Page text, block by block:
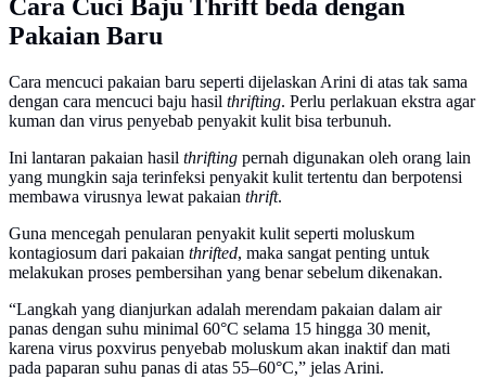
Cara Cuci Baju Thrift beda dengan
Pakaian Baru
Cara mencuci pakaian baru seperti dijelaskan Arini di atas tak sama
dengan cara mencuci baju hasil thrifting. Perlu perlakuan ekstra agar
kuman dan virus penyebab penyakit kulit bisa terbunuh.
Ini lantaran pakaian hasil thrifting pernah digunakan oleh orang lain
yang mungkin saja terinfeksi penyakit kulit tertentu dan berpotensi
membawa virusnya lewat pakaian thrift.
Guna mencegah penularan penyakit kulit seperti moluskum
kontagiosum dari pakaian thrifted, maka sangat penting untuk
melakukan proses pembersihan yang benar sebelum dikenakan.
“Langkah yang dianjurkan adalah merendam pakaian dalam air
panas dengan suhu minimal 60°C selama 15 hingga 30 menit,
karena virus poxvirus penyebab moluskum akan inaktif dan mati
pada paparan suhu panas di atas 55–60°C,” jelas Arini.